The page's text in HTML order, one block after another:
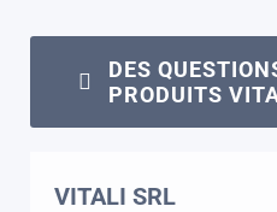
DES
PRODUITS
VITALI SRL